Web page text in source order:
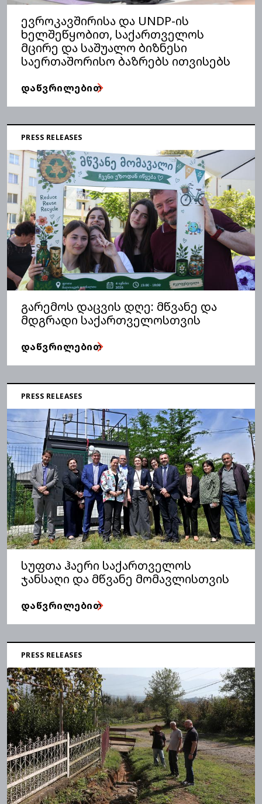
ევროკავშირისა და UNDP-ის
ხელშეწყობით, საქართველოს
მცირე და საშუალო ბიზნესი
საერთაშორისო ბაზრებს ითვისებს
ᲓᲐᲬᲕᲠᲘᲚᲔᲑᲘᲗ
PRESS RELEASES
გარემოს დაცვის დღე: მწვანე და
მდგრადი საქართველოსთვის
ᲓᲐᲬᲕᲠᲘᲚᲔᲑᲘᲗ
PRESS RELEASES
სუფთა ჰაერი საქართველოს
ჯანსაღი და მწვანე მომავლისთვის
ᲓᲐᲬᲕᲠᲘᲚᲔᲑᲘᲗ
PRESS RELEASES